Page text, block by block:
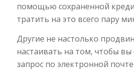
помощью сохраненной
тратить на это всего пару
Другие не настолько
настаивать на том, чтобы вы
запрос по электронной